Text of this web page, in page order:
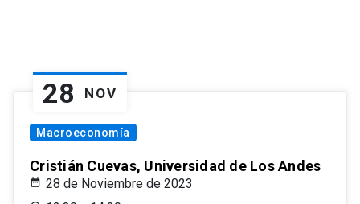
28 NOV
Macroeconomía
Cristián Cuevas, Universidad de Los Andes
28 de Noviembre de 2023